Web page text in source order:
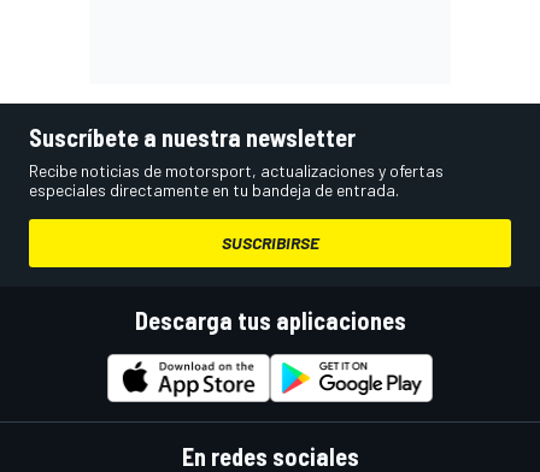
Suscríbete a nuestra newsletter
Recibe noticias de motorsport, actualizaciones y ofertas
especiales directamente en tu bandeja de entrada.
SUSCRIBIRSE
Descarga tus aplicaciones
En redes sociales